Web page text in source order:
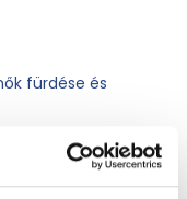
fürdése és